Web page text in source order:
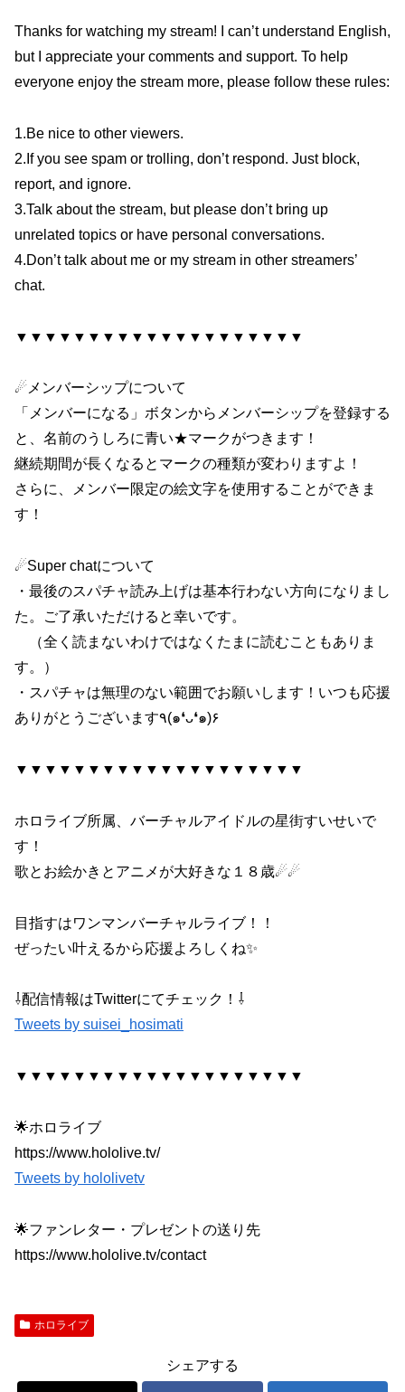
Thanks for watching my stream! I can’t understand English,
but I appreciate your comments and support. To help
everyone enjoy the stream more, please follow these rules:
1.Be nice to other viewers.
2.If you see spam or trolling, don’t respond. Just block,
report, and ignore.
3.Talk about the stream, but please don’t bring up
unrelated topics or have personal conversations.
4.Don’t talk about me or my stream in other streamers’
chat.
▼▼▼▼▼▼▼▼▼▼▼▼▼▼▼▼▼▼▼▼
☄メンバーシップについて
「メンバーになる」ボタンからメンバーシップを登録する
と、名前のうしろに青い★マークがつきます！
継続期間が長くなるとマークの種類が変わりますよ！
さらに、メンバー限定の絵文字を使用することができま
す！
☄Super chatについて
・最後のスパチャ読み上げは基本行わない方向になりまし
た。ご了承いただけると幸いです。
（全く読まないわけではなくたまに読むこともありま
す。）
・スパチャは無理のない範囲でお願いします！いつも応援
ありがとうございます٩(๑❛ᴗ❛๑)۶
▼▼▼▼▼▼▼▼▼▼▼▼▼▼▼▼▼▼▼▼
ホロライブ所属、バーチャルアイドルの星街すいせいで
す！
歌とお絵かきとアニメが大好きな１８歳☄☄
目指すはワンマンバーチャルライブ！！
ぜったい叶えるから応援よろしくね✨
⇩配信情報はTwitterにてチェック！⇩
Tweets by suisei_hosimati
▼▼▼▼▼▼▼▼▼▼▼▼▼▼▼▼▼▼▼▼
🌟ホロライブ
https://www.hololive.tv/
Tweets by hololivetv
🌟ファンレター・プレゼントの送り先
https://www.hololive.tv/contact
ホロライブ
シェアする